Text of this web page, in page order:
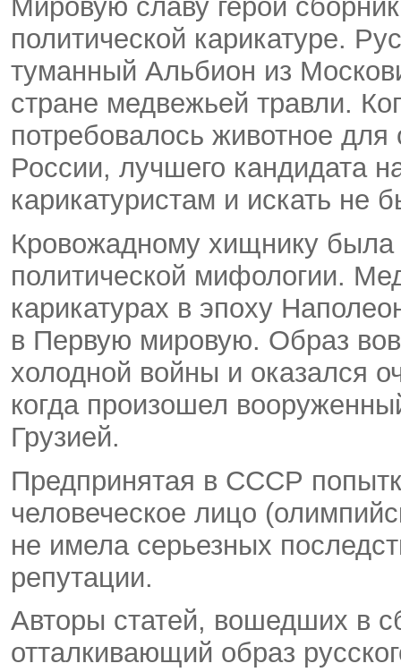
Мировую славу герой
политической карикатуре.
туманный Альбион из
стране медвежьей травли.
потребовалось животное
России, лучшего кандидата
карикатуристам и искать не
Кровожадному хищнику была
политической мифологии.
карикатурах в эпоху
в Первую мировую. Образ
холодной войны и оказался
когда произошел
Грузией.
Предпринятая в СССР
человеческое лицо
не имела серьезных
репутации.
Авторы статей, вошедших в
отталкивающий образ